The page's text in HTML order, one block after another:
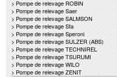
> Pompe de relevage ROBIN
> Pompe de relevage Saer
> Pompe de relevage SALMSON
> Pompe de relevage Sfa
> Pompe de relevage Speroni
> Pompe de relevage SULZER (ABS)
> Pompe de relevage TECHNIREL
> Pompe de relevage TSURUMI
> Pompe de relevage WILO
> Pompe de relevage ZENIT